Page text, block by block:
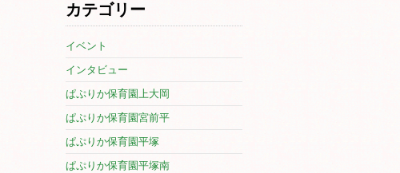
カテゴリー
イベント
インタビュー
ぱぷりか保育園上大岡
ぱぷりか保育園宮前平
ぱぷりか保育園平塚
ぱぷりか保育園平塚南